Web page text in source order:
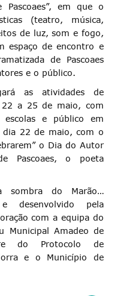
Pascoaes”, em que o
(teatro, música,
de luz, som e fogo,
espaço de encontro e
de Pascoaes
e o público.
as atividades de
22 a 25 de maio, com
escolas e público em
dia 22 de maio, com o
o Dia do Autor
Pascoaes, o poeta
sombra do Marão…
desenvolvido pela
com a equipa do
Municipal Amadeo de
do Protocolo de
e o Município de